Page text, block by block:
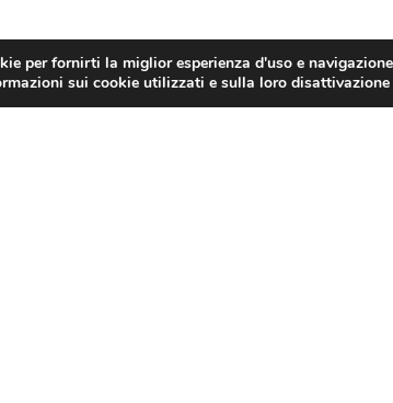
per fornirti la miglior esperienza d'uso e
sui cookie utilizzati e sulla loro